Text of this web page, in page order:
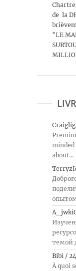
de la
"LE
about...
темой
Bibi /
À quoi